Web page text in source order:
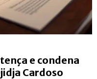
e condena
Cardoso